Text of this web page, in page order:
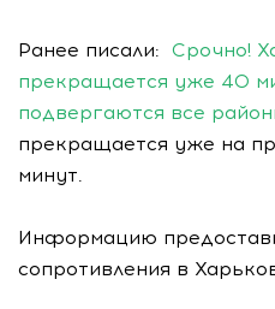
Ранее писали: Срочно!
прекращается уже 40
подвергаются все
прекращается уже на
минут.
Информацию
сопротивления в